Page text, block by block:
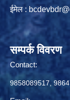
ईमेल :
सम्पर्क विवरण
Contact:
9858089517,